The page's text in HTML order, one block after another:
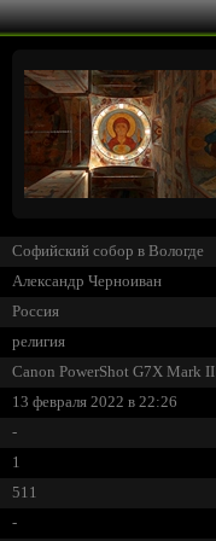
Софийский собор в Вологде
Александр Черноиван
Россия
религия
Canon PowerShot G7X Mark II
13 февраля 2022 в 22:26
-
1
511
-